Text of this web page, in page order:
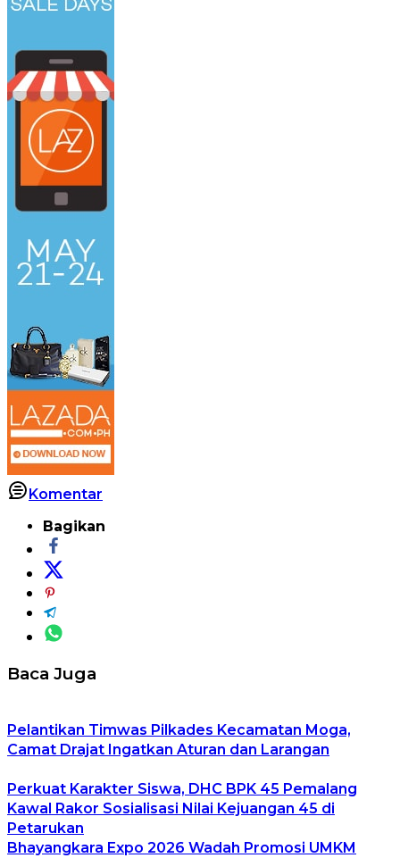
Komentar
Bagikan
Baca Juga
Pelantikan Timwas Pilkades Kecamatan Moga,
Camat Drajat Ingatkan Aturan dan Larangan
Perkuat Karakter Siswa, DHC BPK 45 Pemalang
Kawal Rakor Sosialisasi Nilai Kejuangan 45 di
Petarukan
Bhayangkara Expo 2026 Wadah Promosi UMKM